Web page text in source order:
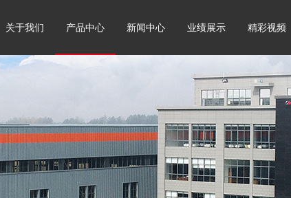
关于我们 产品中心 新闻中心 业绩展示 精彩视频